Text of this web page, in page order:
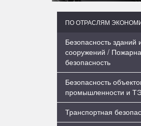
ПО ОТРАСЛЯМ
Безопасность зданий
сооружений /
безопасность
Безопасность
промышленности и
Транспортная